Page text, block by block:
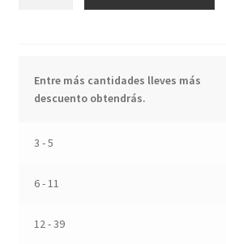
cantidad
Entre más cantidades lleves más
descuento obtendrás.
3 - 5
6 - 11
12 - 39